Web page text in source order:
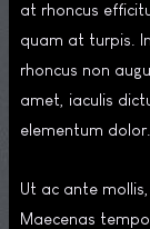
at rhoncus
quam at turpis.
rhoncus non
amet, iaculis
elementum dolor.
Ut ac ante
Maecenas